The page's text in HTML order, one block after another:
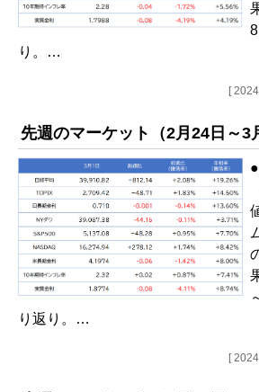
り。…
[
先週のマーケット（2月24日～3
り返り。…
[